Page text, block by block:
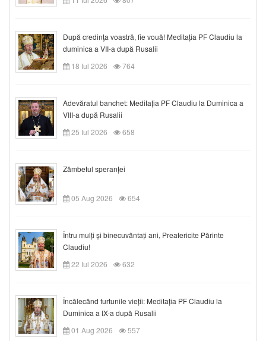
După credinţa voastră, fie vouă! Meditația PF Claudiu la
duminica a VII-a după Rusalii
18 Iul 2026
764
Adevăratul banchet: Meditația PF Claudiu la Duminica a
VIII-a după Rusalii
25 Iul 2026
658
Zâmbetul speranței
05 Aug 2026 654
Întru mulți și binecuvântați ani, Preafericite Părinte
Claudiu!
22 Iul 2026
632
Încălecând furtunile vieții: Meditația PF Claudiu la
Duminica a IX-a după Rusalii
01 Aug 2026
557